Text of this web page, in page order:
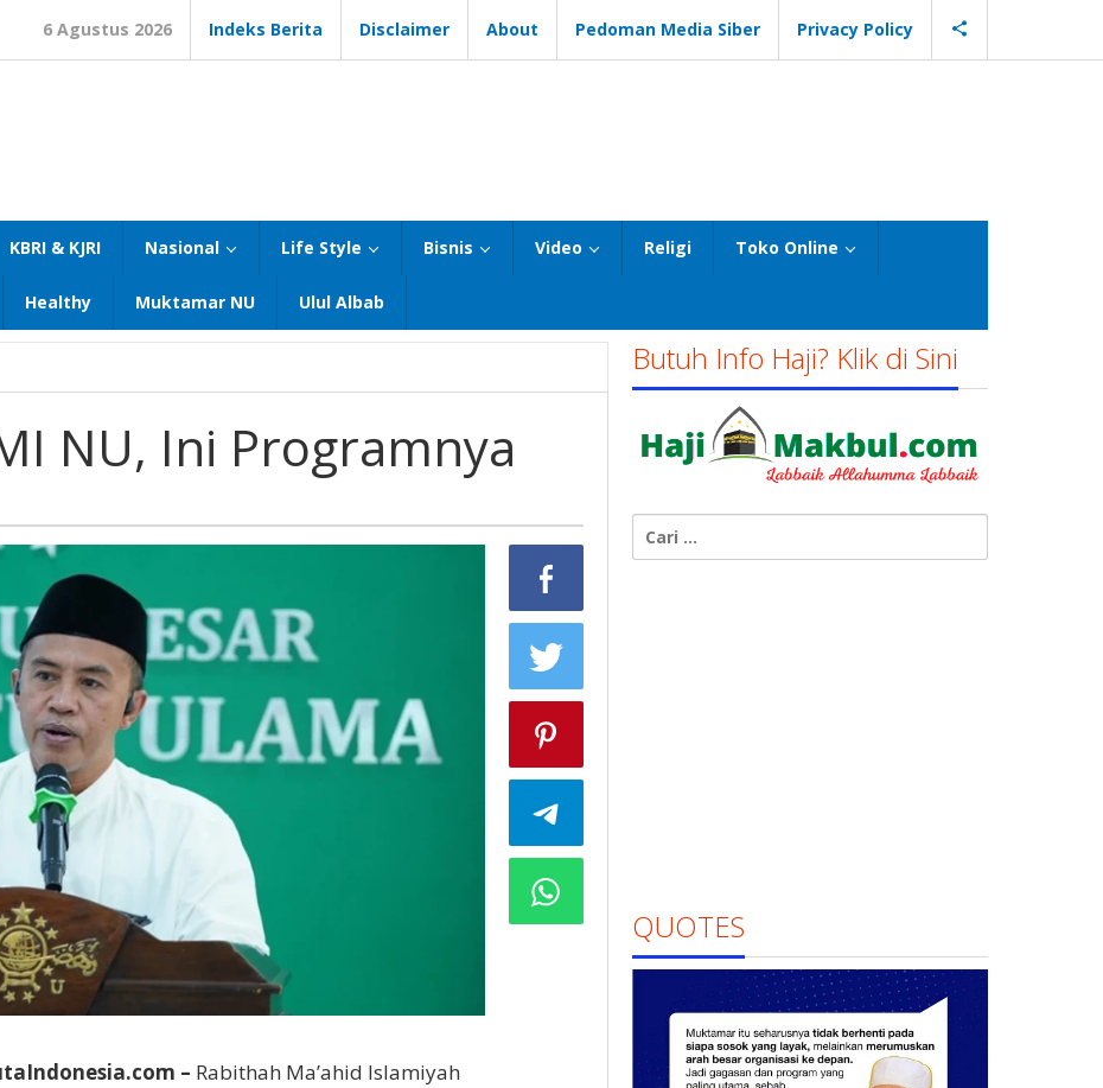
6 Agustus 2026 Indeks Berita Disclaimer About Pedoman Media Siber Privacy Policy
KBRI & KJRI Nasional Life Style Bisnis Video Religi Toko Online
Healthy Muktamar NU Ulul Albab
NU, Ini Programnya
– Rabithah Ma’ahid Islamiyah
Butuh Info Haji? Klik di Sini
untuk:
QUOTES